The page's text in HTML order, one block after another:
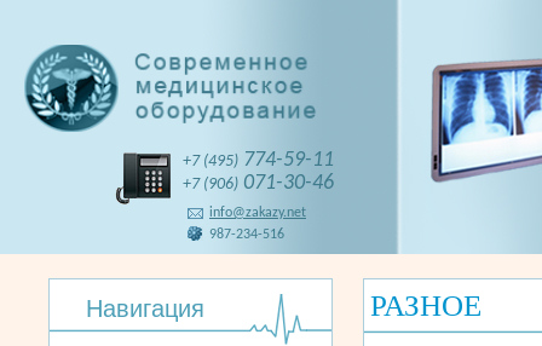
+7 (495) 774-59-11
+7 (906) 071-30-46
info@zakazy.net
987-234-516
Навигация РАЗНОЕ